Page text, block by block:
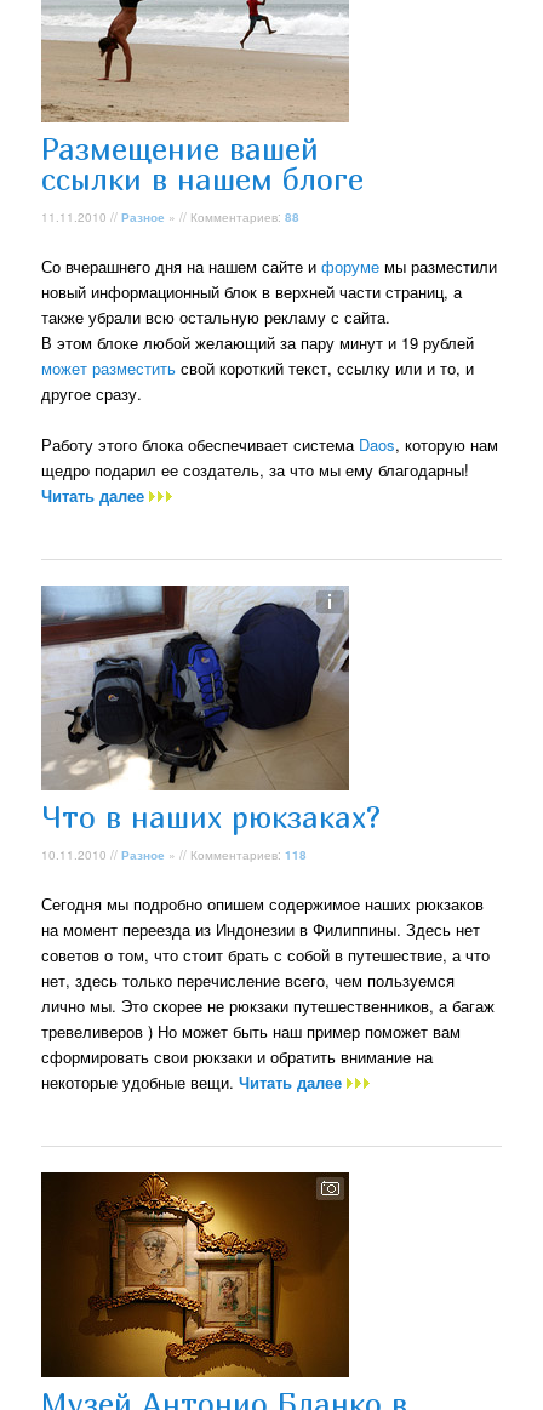
Размещение вашей
ссылки в нашем блоге
11.11.2010 //Разное » // Комментариев:88
Со вчерашнего дня на нашем сайте ифоруме мы разместили
новый информационный блок в верхней части страниц, а
также убрали всю остальную рекламу с сайта.
В этом блоке любой желающий за пару минут и 19 рублей
может разместить свой короткий текст, ссылку или и то, и
другое сразу.
Работу этого блока обеспечивает система Daos, которую нам
щедро подарил ее создатель, за что мы ему благодарны!
Читать далее
Что в наших рюкзаках?
10.11.2010 //Разное » // Комментариев:118
Сегодня мы подробно опишем содержимое наших рюкзаков
на момент переезда из Индонезии в Филиппины. Здесь нет
советов о том, что стоит брать с собой в путешествие, а что
нет, здесь только перечисление всего, чем пользуемся
лично мы. Это скорее не рюкзаки путешественников, а багаж
тревеливеров ) Но может быть наш пример поможет вам
сформировать свои рюкзаки и обратить внимание на
некоторые удобные вещи.Читать далее